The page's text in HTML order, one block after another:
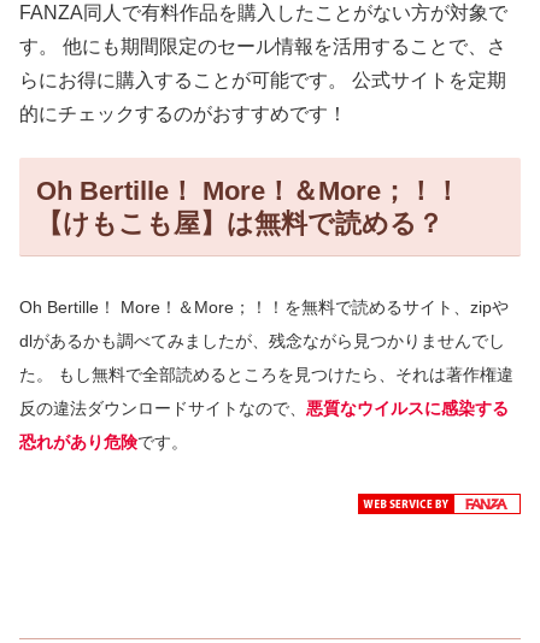
FANZA同人で有料作品を購入したことがない方が対象で
す。
他にも期間限定のセール情報を活用することで、
さ
らにお得に購入することが可能です。
公式サイトを定期
的にチェックするのがおすすめです！
Oh Bertille！ More！＆More；！！
【けもこも屋】は無料で読める？
Oh Bertille！ More！＆More；！！を無料で読めるサイト、zipや
dlがあるかも調べてみましたが、残念ながら見つかりませんでし
た。
もし無料で全部読めるところを見つけたら、それは著作権違
反の違法ダウンロードサイトなので、 悪質なウイルスに感染する
恐れがあり危険です。